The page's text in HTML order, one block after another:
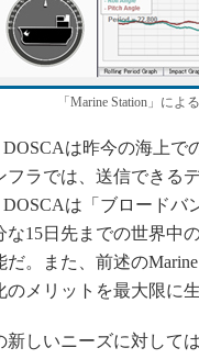
「Marine Station」に
は昨今の海上
フラでは、送信できる
DOSCAは「ブロード
な15日先までの世界中
。また、前述の
のメリットを最大限に
しいニーズに対して